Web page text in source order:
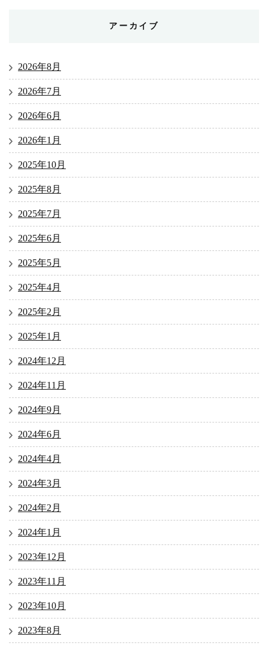
アーカイブ
2026年8月
2026年7月
2026年6月
2026年1月
2025年10月
2025年8月
2025年7月
2025年6月
2025年5月
2025年4月
2025年2月
2025年1月
2024年12月
2024年11月
2024年9月
2024年6月
2024年4月
2024年3月
2024年2月
2024年1月
2023年12月
2023年11月
2023年10月
2023年8月